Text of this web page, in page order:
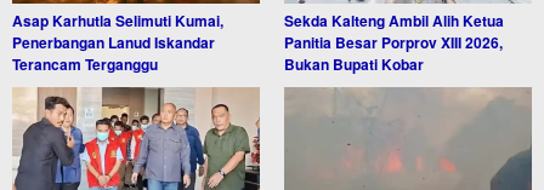
Asap Karhutla Selimuti Kumai,
Penerbangan Lanud Iskandar
Terancam Terganggu
Sekda Kalteng Ambil Alih Ketua
Panitia Besar Porprov XIII 2026,
Bukan Bupati Kobar